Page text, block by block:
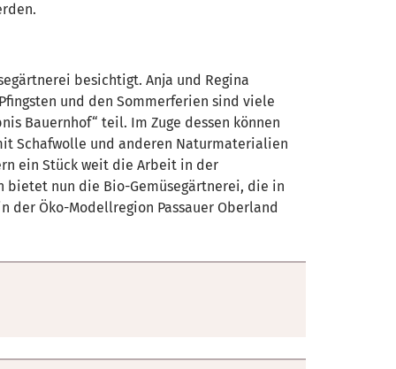
besichtigt. Anja und Regina
und den Sommerferien sind viele
Bauernhof“ teil. Im Zuge dessen können
Schafwolle und anderen Naturmaterialien
ein Stück weit die Arbeit in der
nun die Bio-Gemüsegärtnerei, die in
der Öko-Modellregion Passauer Oberland